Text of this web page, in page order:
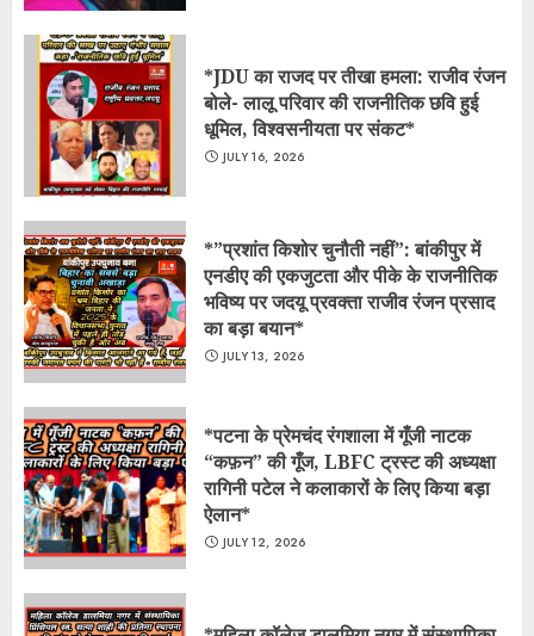
*JDU का राजद पर तीखा हमला: राजीव रंजन
बोले- लालू परिवार की राजनीतिक छवि हुई
धूमिल, विश्वसनीयता पर संकट*
JULY 16, 2026
*​”प्रशांत किशोर चुनौती नहीं”: बांकीपुर में
एनडीए की एकजुटता और पीके के राजनीतिक
भविष्य पर जदयू प्रवक्ता राजीव रंजन प्रसाद
का बड़ा बयान*
JULY 13, 2026
*​पटना के प्रेमचंद रंगशाला में गूँजी नाटक
“कफ़न” की गूँज, LBFC ट्रस्ट की अध्यक्षा
रागिनी पटेल ने कलाकारों के लिए किया बड़ा
ऐलान*
JULY 12, 2026